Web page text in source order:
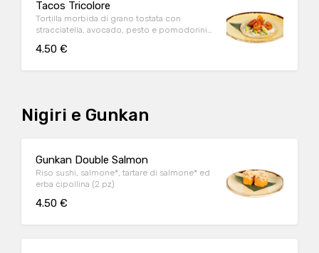
Tacos Tricolore
Tortilla morbida di grano tostata con
stracciatella, avocado, pesto e pomodorini
4.50 €
Nigiri e Gunkan
Gunkan Double Salmon
Riso sushi, salmone*, tartare di salmone* ed
erba cipollina (2 pz)
4.50 €